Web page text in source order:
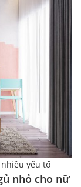
yếu tố
nhỏ cho nữ